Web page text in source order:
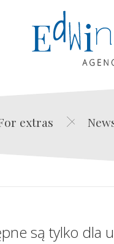
extras
są tylko dla